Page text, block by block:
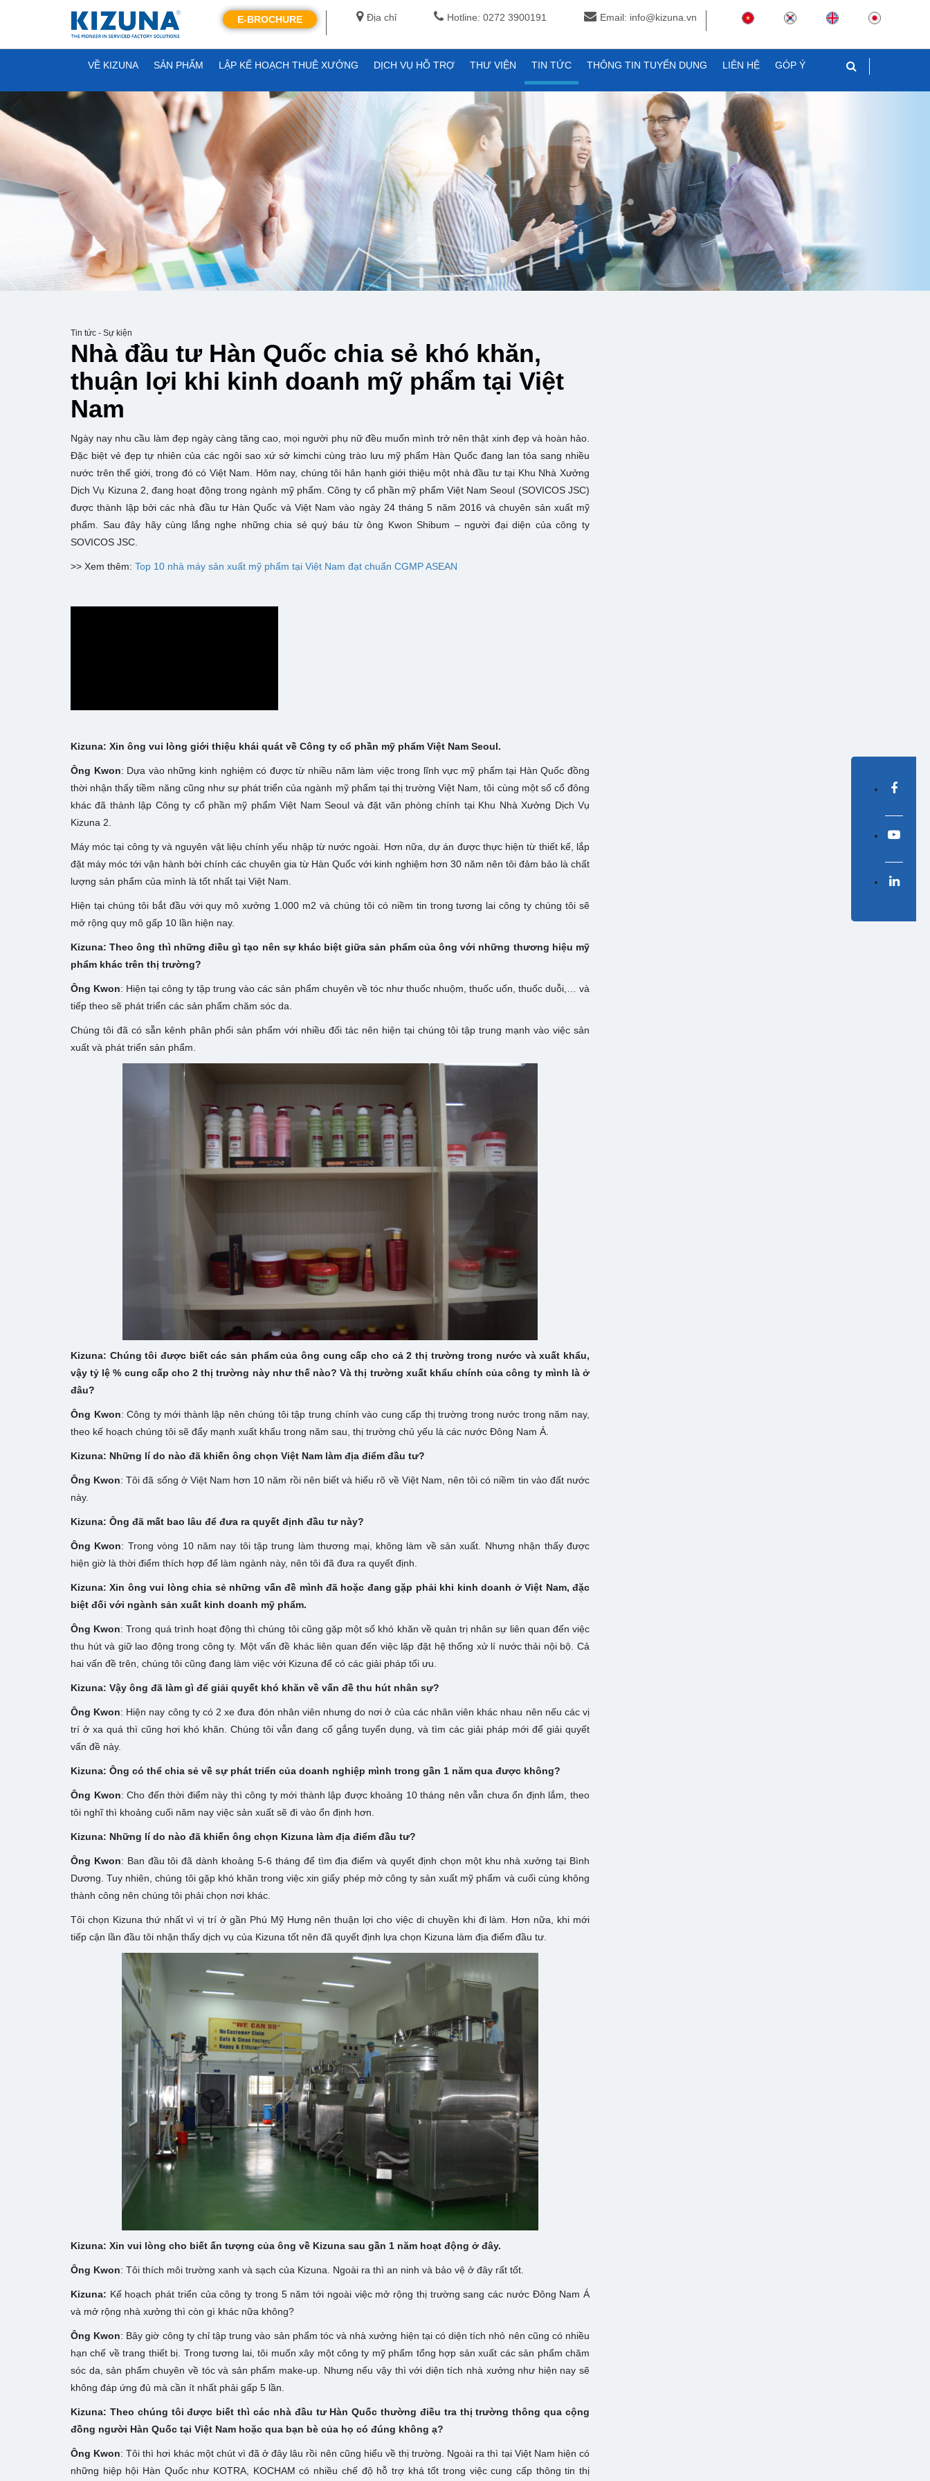
Địa chỉ Hotline: 0272 3900191 Email: info@kizuna.vn
E-BROCHURE
VỀ KIZUNA SẢN PHẨM LẬP KẾ HOẠCH THUÊ XƯỞNG DỊCH VỤ HỖ TRỢ THƯ VIỆN TIN TỨC THÔNG TIN TUYỂN DỤNG LIÊN HỆ GÓP Ý
Tin tức - Sự kiện
Nhà đầu tư Hàn Quốc chia sẻ khó khăn,
thuận lợi khi kinh doanh mỹ phẩm tại Việt
Nam
Ngày nay nhu cầu làm đẹp ngày càng tăng cao, mọi người phụ nữ đều muốn mình trở nên thật xinh đẹp và hoàn hảo.
Đặc biệt vẻ đẹp tự nhiên của các ngôi sao xứ sở kimchi cùng trào lưu mỹ phẩm Hàn Quốc đang lan tỏa sang nhiều
nước trên thế giới, trong đó có Việt Nam. Hôm nay, chúng tôi hân hạnh giới thiệu một nhà đầu tư tại Khu Nhà Xưởng
Dịch Vụ Kizuna 2, đang hoạt động trong ngành mỹ phẩm. Công ty cổ phần mỹ phẩm Việt Nam Seoul (SOVICOS JSC)
được thành lập bởi các nhà đầu tư Hàn Quốc và Việt Nam vào ngày 24 tháng 5 năm 2016 và chuyên sản xuất mỹ
phẩm. Sau đây hãy cùng lắng nghe những chia sẻ quý báu từ ông Kwon Shibum – người đại diện của công ty
SOVICOS JSC.
>> Xem thêm: Top 10 nhà máy sản xuất mỹ phẩm tại Việt Nam đạt chuẩn CGMP ASEAN
Kizuna: Xin ông vui lòng giới thiệu khái quát về Công ty cổ phần mỹ phẩm Việt Nam Seoul.
Ông Kwon: Dựa vào những kinh nghiệm có được từ nhiều năm làm việc trong lĩnh vực mỹ phẩm tại Hàn Quốc đồng
thời nhận thấy tiềm năng cũng như sự phát triển của ngành mỹ phẩm tại thị trường Việt Nam, tôi cùng một số cổ đông
khác đã thành lập Công ty cổ phần mỹ phẩm Việt Nam Seoul và đặt văn phòng chính tại Khu Nhà Xưởng Dịch Vụ
Kizuna 2.
Máy móc tại công ty và nguyên vật liệu chính yếu nhập từ nước ngoài. Hơn nữa, dự án được thực hiện từ thiết kế, lắp
đặt máy móc tới vận hành bởi chính các chuyên gia từ Hàn Quốc với kinh nghiệm hơn 30 năm nên tôi đảm bảo là chất
lượng sản phẩm của mình là tốt nhất tại Việt Nam.
Hiện tại chúng tôi bắt đầu với quy mô xưởng 1.000 m2 và chúng tôi có niềm tin trong tương lai công ty chúng tôi sẽ
mở rộng quy mô gấp 10 lần hiện nay.
Kizuna: Theo ông thì những điều gì tạo nên sự khác biệt giữa sản phẩm của ông với những thương hiệu mỹ
phẩm khác trên thị trường?
Ông Kwon: Hiện tại công ty tập trung vào các sản phẩm chuyên về tóc như thuốc nhuộm, thuốc uốn, thuốc duỗi,… và
tiếp theo sẽ phát triển các sản phẩm chăm sóc da.
Chúng tôi đã có sẵn kênh phân phối sản phẩm với nhiều đối tác nên hiện tại chúng tôi tập trung mạnh vào việc sản
xuất và phát triển sản phẩm.
Kizuna: Chúng tôi được biết các sản phẩm của ông cung cấp cho cả 2 thị trường trong nước và xuất khẩu,
vậy tỷ lệ % cung cấp cho 2 thị trường này như thế nào? Và thị trường xuất khẩu chính của công ty mình là ở
đâu?
Ông Kwon: Công ty mới thành lập nên chúng tôi tập trung chính vào cung cấp thị trường trong nước trong năm nay,
theo kế hoạch chúng tôi sẽ đẩy mạnh xuất khẩu trong năm sau, thị trường chủ yếu là các nước Đông Nam Á.
Kizuna: Những lí do nào đã khiến ông chọn Việt Nam làm địa điểm đầu tư?
Ông Kwon: Tôi đã sống ở Việt Nam hơn 10 năm rồi nên biết và hiểu rõ về Việt Nam, nên tôi có niềm tin vào đất nước
này.
Kizuna: Ông đã mất bao lâu để đưa ra quyết định đầu tư này?
Ông Kwon: Trong vòng 10 năm nay tôi tập trung làm thương mại, không làm về sản xuất. Nhưng nhận thấy được
hiện giờ là thời điểm thích hợp để làm ngành này, nên tôi đã đưa ra quyết định.
Kizuna: Xin ông vui lòng chia sẻ những vấn đề mình đã hoặc đang gặp phải khi kinh doanh ở Việt Nam, đặc
biệt đối với ngành sản xuất kinh doanh mỹ phẩm.
Ông Kwon: Trong quá trình hoạt động thì chúng tôi cũng gặp một số khó khăn về quản trị nhân sự liên quan đến việc
thu hút và giữ lao động trong công ty. Một vấn đề khác liên quan đến việc lặp đặt hệ thống xử lí nước thải nội bộ. Cả
hai vấn đề trên, chúng tôi cũng đang làm việc với Kizuna để có các giải pháp tối ưu.
Kizuna: Vậy ông đã làm gì để giải quyết khó khăn về vấn đề thu hút nhân sự?
Ông Kwon: Hiện nay công ty có 2 xe đưa đón nhân viên nhưng do nơi ở của các nhân viên khác nhau nên nếu các vị
trí ở xa quá thì cũng hơi khó khăn. Chúng tôi vẫn đang cố gắng tuyển dụng, và tìm các giải pháp mới để giải quyết
vấn đề này.
Kizuna: Ông có thể chia sẻ về sự phát triển của doanh nghiệp mình trong gần 1 năm qua được không?
Ông Kwon: Cho đến thời điểm này thì công ty mới thành lập được khoảng 10 tháng nên vẫn chưa ổn định lắm, theo
tôi nghĩ thì khoảng cuối năm nay việc sản xuất sẽ đi vào ổn định hơn.
Kizuna: Những lí do nào đã khiến ông chọn Kizuna làm địa điểm đầu tư?
Ông Kwon: Ban đầu tôi đã dành khoảng 5-6 tháng để tìm địa điểm và quyết định chọn một khu nhà xưởng tại Bình
Dương. Tuy nhiên, chúng tôi gặp khó khăn trong việc xin giấy phép mở công ty sản xuất mỹ phẩm và cuối cùng không
thành công nên chúng tôi phải chọn nơi khác.
Tôi chọn Kizuna thứ nhất vì vị trí ở gần Phú Mỹ Hưng nên thuận lợi cho việc di chuyền khi đi làm. Hơn nữa, khi mới
tiếp cận lần đầu tôi nhận thấy dịch vụ của Kizuna tốt nên đã quyết định lựa chọn Kizuna làm địa điểm đầu tư.
Kizuna: Xin vui lòng cho biết ấn tượng của ông về Kizuna sau gần 1 năm hoạt động ở đây.
Ông Kwon: Tôi thích môi trường xanh và sạch của Kizuna. Ngoài ra thì an ninh và bảo vệ ở đây rất tốt.
Kizuna: Kế hoạch phát triển của công ty trong 5 năm tới ngoài việc mở rộng thị trường sang các nước Đông Nam Á
và mở rộng nhà xưởng thì còn gì khác nữa không?
Ông Kwon: Bây giờ công ty chỉ tập trung vào sản phẩm tóc và nhà xưởng hiện tại có diện tích nhỏ nên cũng có nhiều
hạn chế về trang thiết bị. Trong tương lai, tôi muốn xây một công ty mỹ phẩm tổng hợp sản xuất các sản phẩm chăm
sóc da, sản phẩm chuyên về tóc và sản phẩm make-up. Nhưng nếu vậy thì với diện tích nhà xưởng như hiện nay sẽ
không đáp ứng đủ mà cần ít nhất phải gấp 5 lần.
Kizuna: Theo chúng tôi được biết thì các nhà đầu tư Hàn Quốc thường điều tra thị trường thông qua cộng
đồng người Hàn Quốc tại Việt Nam hoặc qua bạn bè của họ có đúng không ạ?
Ông Kwon: Tôi thì hơi khác một chút vì đã ở đây lâu rồi nên cũng hiểu về thị trường. Ngoài ra thì tại Việt Nam hiện có
những hiệp hội Hàn Quốc như KOTRA, KOCHAM có nhiều chế độ hỗ trợ khá tốt trong việc cung cấp thông tin thị